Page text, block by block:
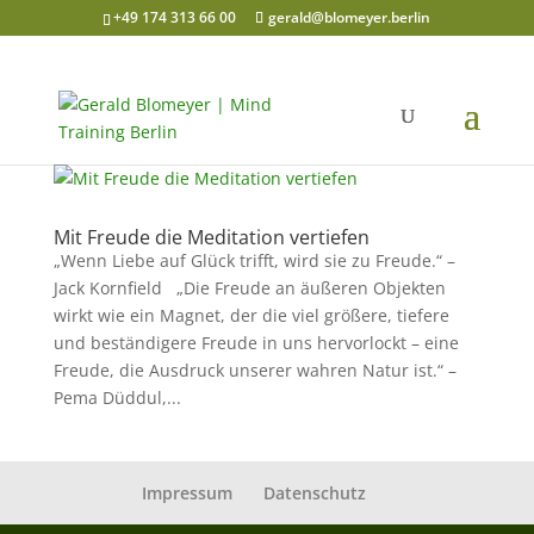
+49 174 313 66 00 gerald@blomeyer.berlin
Mit Freude die Meditation vertiefen
„Wenn Liebe auf Glück trifft, wird sie zu Freude.“ –
Jack Kornfield „Die Freude an äußeren Objekten
wirkt wie ein Magnet, der die viel größere, tiefere
und beständigere Freude in uns hervorlockt – eine
Freude, die Ausdruck unserer wahren Natur ist.“ –
Pema Düddul,...
Impressum Datenschutz